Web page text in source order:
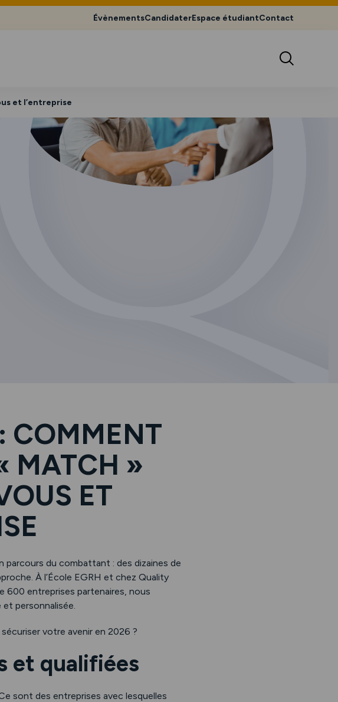
ÉvènementsCandidaterEspace étudiantContact
et l’entreprise
COMMENT
MATCH »
ET
parcours du combattant : des dizaines de
À l’École EGRH et chez Quality
600 entreprises partenaires, nous
personnalisée.
votre avenir en 2026 ?
et qualifiées
sont des entreprises avec lesquelles